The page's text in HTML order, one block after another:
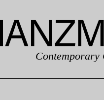
Contemporary